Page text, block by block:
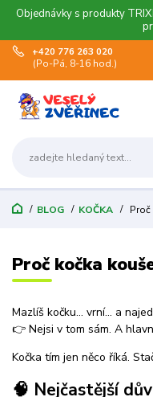
Objednávky s produkty
+420 776 263 020
(Po-Pá, 8-16 hod.)
BLOG KOČKA
Proč kočka
Mazlíš kočku… vrní… a
👉 Nejsi v tom sám. A
Kočka tím jen něco říká.
🧠 Nejčastější